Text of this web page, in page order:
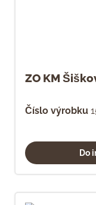
ZO KM
Číslo výrobku
Do